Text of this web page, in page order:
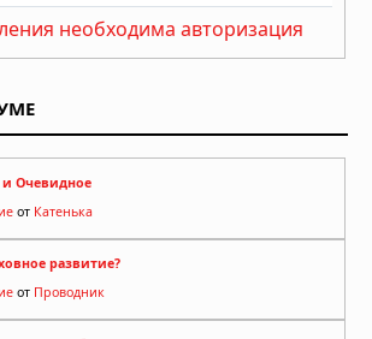
необходима авторизация
и Очевидное
от Катенька
развитие?
от Проводник